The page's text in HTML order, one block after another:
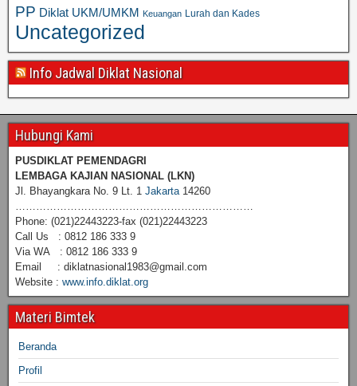
PP Diklat UKM/UMKM Keuangan Lurah dan Kades
Uncategorized
Info Jadwal Diklat Nasional
Hubungi Kami
PUSDIKLAT PEMENDAGRI
LEMBAGA KAJIAN NASIONAL (LKN)
Jl. Bhayangkara No. 9 Lt. 1 Jakarta14260
……………………………………………………………
Phone: (021)22443223-fax (021)22443223
Call Us : 0812 186 333 9
Via WA : 0812 186 333 9
Email : diklatnasional1983@gmail.com
Website : www.info.diklat.org
Materi Bimtek
Beranda
Profil